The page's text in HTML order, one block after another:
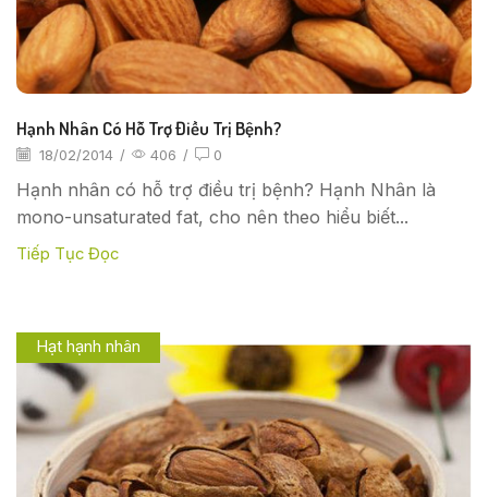
Hạnh Nhân Có Hỗ Trợ Điều Trị Bệnh?
18/02/2014 / 406 / 0
Hạnh nhân có hỗ trợ điều trị bệnh? Hạnh Nhân là
mono-unsaturated fat, cho nên theo hiểu biết...
Tiếp Tục Đọc
Hạt hạnh nhân